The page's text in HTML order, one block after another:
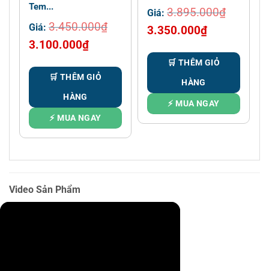
Tem...
Giá: 3.450.000₫
Giá
là:
3.100.000₫Giá
tại
3.100.000₫.
🛒 THÊM GIỎ
HÀNG
⚡ MUA NGAY
Giá: 3.895.000₫
Giá
là:
3.350.000₫Giá
tại
3.350.000₫.
🛒 THÊM GIỎ
HÀNG
⚡ MUA NGAY
Video Sản Phẩm